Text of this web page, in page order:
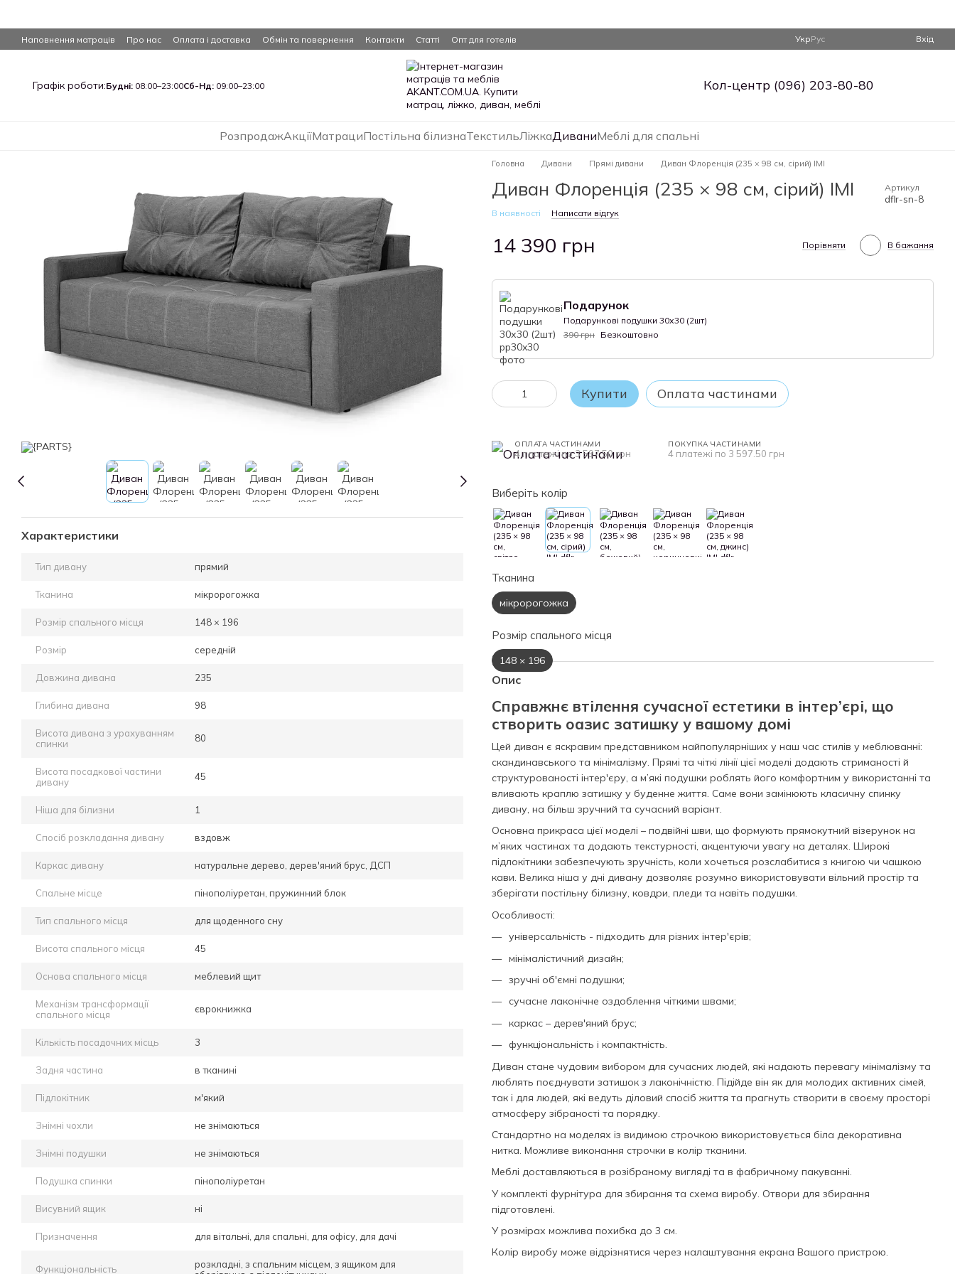
Наповнення матраців Про нас Оплата і доставка Обмін та повернення Контакти Статті Опт для готелів УкрРус Вхід
Графік роботи:Будні: 08:00–23:00Сб-Нд: 09:00–23:00 Кол-центр (096) 203-80-80
РозпродажАкціїМатрациПостільна білизнаТекстильЛіжкаДиваниМеблі для спальні
Характеристики
Тип дивану прямий
Тканина мікророгожка
Розмір спального місця 148 × 196
Розмір середній
Довжина дивана 235
Глибина дивана 98
Висота дивана з урахуванням
спинки
80
Висота посадкової частини
дивану
45
Ніша для білизни 1
Спосіб розкладання дивану вздовж
Каркас дивану натуральне дерево, дерев'яний брус, ДСП
Спальне місце пінополіуретан, пружинний блок
Тип спального місця для щоденного сну
Висота спального місця 45
Основа спального місця меблевий щит
Механізм трансформації
спального місця
єврокнижка
Кількість посадочних місць 3
Задня частина в тканині
Підлокітник м'який
Знімні чохли не знімаються
Знімні подушки не знімаються
Подушка спинки пінополіуретан
Висувний ящик ні
Призначення для вітальні, для спальні, для офісу, для дачі
Функціональність
розкладні, з спальним місцем, з ящиком для
Головна Дивани Прямі дивани Диван Флоренція (235 × 98 см, сірий) IMI
Диван Флоренція (235 × 98 см, сірий) IMI Артикул
dflr-sn-8
В наявності Написати відгук
14 390 грн Порівняти В бажання
Подарунок
Подарункові подушки 30х30 (2шт)
390 грн Безкоштовно
Купити Оплата частинами
ОПЛАТА ЧАСТИНАМИ
4 платежі по 3 597.50 грн
ПОКУПКА ЧАСТИНАМИ
4 платежі по 3 597.50 грн
Виберіть колір
Тканина
мікророгожка
Розмір спального місця
148 × 196
Опис
Справжнє втілення сучасної естетики в інтер’єрі, що
створить оазис затишку у вашому домі
Цей диван є яскравим представником найпопулярніших у наш час стилів у меблюванні:
скандинавського та мінімалізму. Прямі та чіткі лінії цієї моделі додають стриманості й
структурованості інтер'єру, а м’які подушки роблять його комфортним у використанні та
вливають краплю затишку у буденне життя. Саме вони замінюють класичну спинку
дивану, на більш зручний та сучасний варіант.
Основна прикраса цієї моделі – подвійні шви, що формують прямокутний візерунок на
м’яких частинах та додають текстурності, акцентуючи увагу на деталях. Широкі
підлокітники забезпечують зручність, коли хочеться розслабитися з книгою чи чашкою
кави. Велика ніша у дні дивану дозволяє розумно використовувати вільний простір та
зберігати постільну білизну, ковдри, пледи та навіть подушки.
Особливості:
універсальність - підходить для різних інтер'єрів;
мінімалістичний дизайн;
зручні об'ємні подушки;
сучасне лаконічне оздоблення чіткими швами;
каркас – дерев'яний брус;
функціональність і компактність.
Диван стане чудовим вибором для сучасних людей, які надають перевагу мінімалізму та
люблять поєднувати затишок з лаконічністю. Підійде він як для молодих активних сімей,
так і для людей, які ведуть діловий спосіб життя та прагнуть створити в своєму просторі
атмосферу зібраності та порядку.
Стандартно на моделях із видимою строчкою використовується біла декоративна
нитка. Можливе виконання строчки в колір тканини.
Меблі доставляються в розібраному вигляді та в фабричному пакуванні.
У комплекті фурнітура для збирання та схема виробу. Отвори для збирання
підготовлені.
У розмірах можлива похибка до 3 см.
Колір виробу може відрізнятися через налаштування екрана Вашого пристрою.